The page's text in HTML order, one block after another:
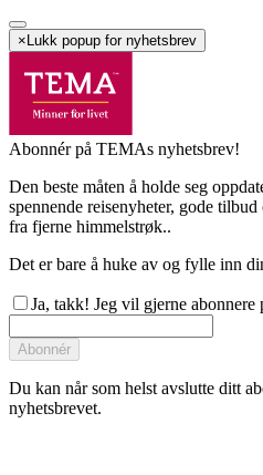
× Lukk popup for nyhetsbrev
Abonnér på TEMAs nyhetsbrev!
Den beste måten å holde seg
spennende reisenyheter, gode
fra fjerne himmelstrøk..
Det er bare å huke av og fylle inn
Ja, takk! Jeg vil gjerne abonnere
Abonnér
Du kan når som helst avslutte ditt
nyhetsbrevet.